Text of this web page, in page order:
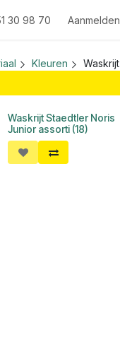
30 98 70 Aanmelden
Kleuren Waskrijt
Waskrijt Staedtler Noris
Junior assorti (18)